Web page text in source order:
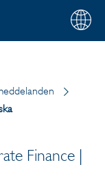
Välj
din
Finance |